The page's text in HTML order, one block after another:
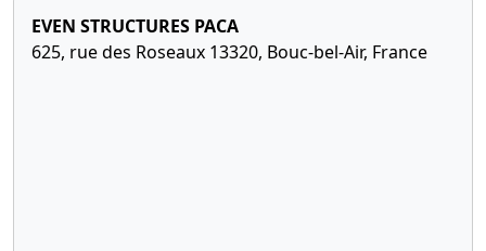
EVEN STRUCTURES PACA
625, rue des Roseaux 13320, Bouc-bel-Air, France